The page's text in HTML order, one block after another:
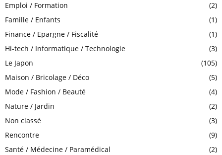
Emploi / Formation
(2)
Famille / Enfants
(1)
Finance / Epargne / Fiscalité
(1)
Hi-tech / Informatique / Technologie
(3)
Le Japon
(105)
Maison / Bricolage / Déco
(5)
Mode / Fashion / Beauté
(4)
Nature / Jardin
(2)
Non classé
(3)
Rencontre
(9)
Santé / Médecine / Paramédical
(2)